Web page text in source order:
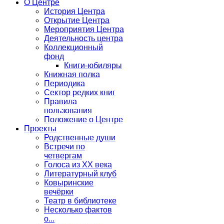
О Центре
История Центра
Открытие Центра
Мероприятия Центра
Деятельность центра
Коллекционный
фонд
Книги-юбиляры
Книжная полка
Периодика
Сектор редких книг
Правила
пользования
Положение о Центре
Проекты
Родственные души
Встречи по
четвергам
Голоса из ХХ века
Литературный клуб
Ковыринские
вечёрки
Театр в библиотеке
Несколько фактов
о...